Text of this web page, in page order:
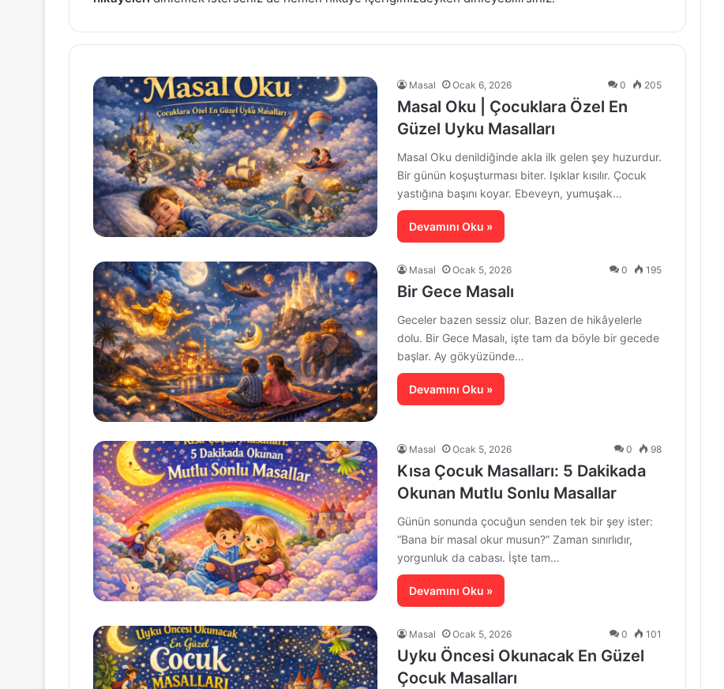
Masal Ocak 6, 2026 0 205
Masal Oku | Çocuklara Özel En
Güzel Uyku Masalları
Masal Oku denildiğinde akla ilk gelen şey huzurdur.
Bir günün koşuşturması biter. Işıklar kısılır. Çocuk
yastığına başını koyar. Ebeveyn, yumuşak…
Devamını Oku »
Masal Ocak 5, 2026 0 195
Bir Gece Masalı
Geceler bazen sessiz olur. Bazen de hikâyelerle
dolu. Bir Gece Masalı, işte tam da böyle bir gecede
başlar. Ay gökyüzünde…
Devamını Oku »
Masal Ocak 5, 2026 0 98
Kısa Çocuk Masalları: 5 Dakikada
Okunan Mutlu Sonlu Masallar
Günün sonunda çocuğun senden tek bir şey ister:
“Bana bir masal okur musun?” Zaman sınırlıdır,
yorgunluk da cabası. İşte tam…
Devamını Oku »
Masal Ocak 5, 2026 0 101
Uyku Öncesi Okunacak En Güzel
Çocuk Masalları